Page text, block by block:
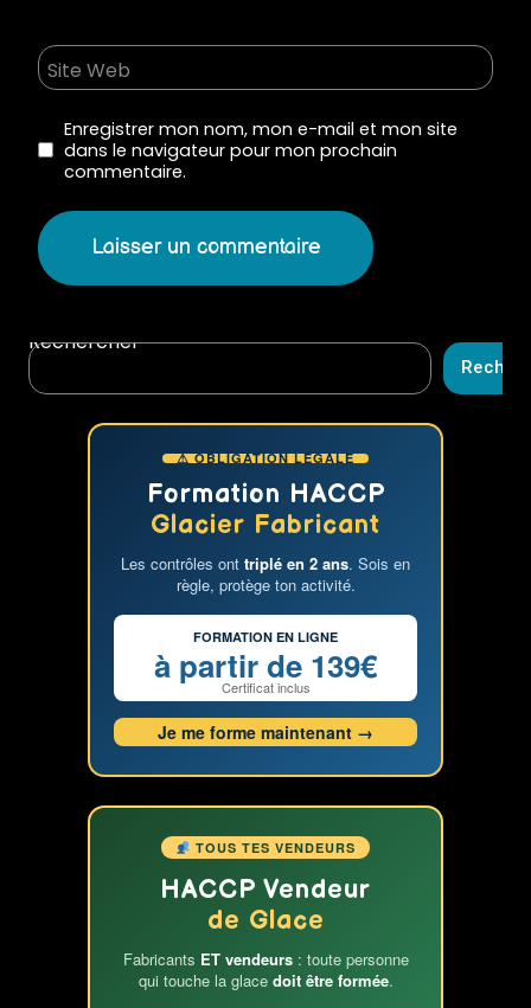
Site Web
Enregistrer mon nom, mon e-mail et mon site
dans le navigateur pour mon prochain
commentaire.
Rechercher
⚠ OBLIGATION LÉGALE
Formation HACCP
Glacier Fabricant
Les contrôles ont triplé en 2 ans. Sois en
règle, protège ton activité.
FORMATION EN LIGNE
à partir de 139€
Certificat inclus
Je me forme maintenant →
TOUS TES VENDEURS
HACCP Vendeur
de Glace
Fabricants ET vendeurs: toute personne
qui touche la glace doit être formée.